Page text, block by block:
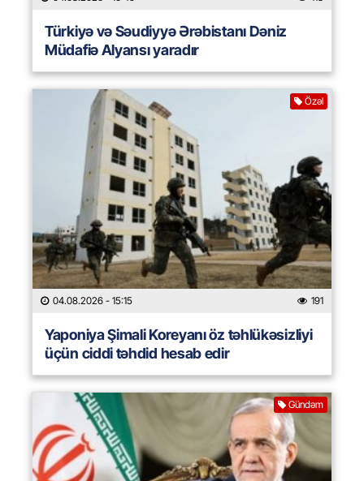
Türkiyə və Səudiyyə Ərəbistanı Dəniz
Müdafiə Alyansı yaradır
Özəl
04.08.2026 - 15:15 191
Yaponiya Şimali Koreyanı öz təhlükəsizliyi
üçün ciddi təhdid hesab edir
Gündəm